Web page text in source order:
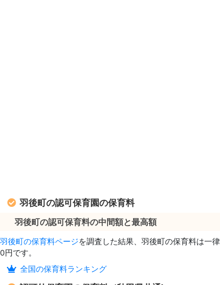
羽後町の認可保育園の保育料
羽後町の認可保育料の中間額と最高額
羽後町の保育料ページを調査した結果、羽後町の保育料は一律
0円です。
全国の保育料ランキング